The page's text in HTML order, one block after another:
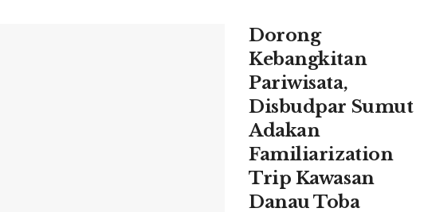
Dorong
Kebangkitan
Pariwisata,
Disbudpar Sumut
Adakan
Familiarization
Trip Kawasan
Danau Toba